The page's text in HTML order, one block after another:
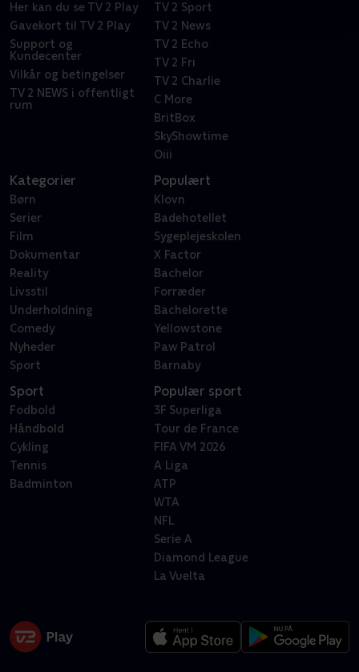
Her kan du se TV 2 Play
Gavekort til TV 2 Play
Support og
Kundecenter
Vilkår og betingelser
TV 2 NEWS i offentligt
rum
TV 2 Sport
TV 2 News
TV 2 Echo
TV 2 Fri
TV 2 Charlie
C More
BritBox
SkyShowtime
Oiii
Kategorier
Børn
Serier
Film
Dokumentar
Reality
Livsstil
Underholdning
Comedy
Nyheder
Sport
Populært
Klovn
Badehotellet
Sygeplejeskolen
X Factor
Bachelor
Forræder
Bachelorette
Yellowstone
Paw Patrol
Barnaby
Sport
Fodbold
Håndbold
Cykling
Tennis
Badminton
Populær sport
3F Superliga
Tour de France
FIFA VM 2026
A Liga
ATP
WTA
NFL
Serie A
Diamond League
La Vuelta